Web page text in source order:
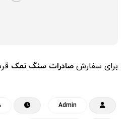
برای سفارشصادرات سنگ نمک
Admin